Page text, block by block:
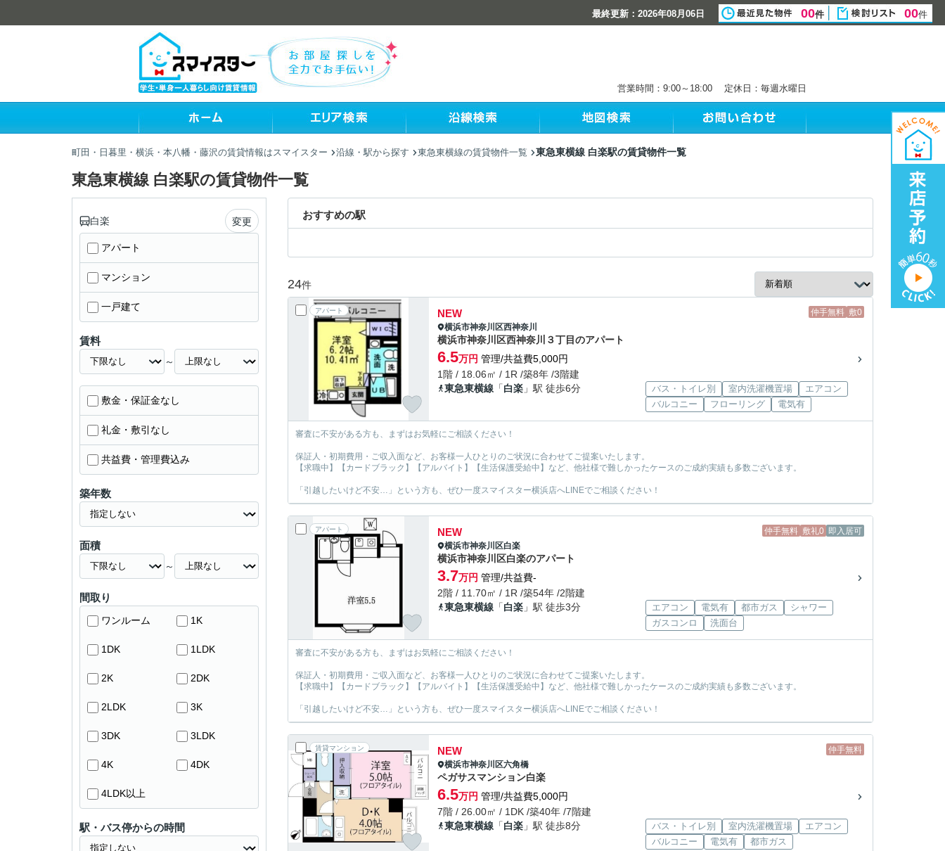
最終更新：2026年08月06日 00件 00件
営業時間：9:00～18:00 定休日：毎週水曜日
町田・日暮里・横浜・本八幡・藤沢の賃貸情報はスマイスター 沿線・駅から探す 東急東横線の賃貸物件一覧 東急東横線 白楽駅の賃貸物件一覧
東急東横線 白楽駅の賃貸物件一覧
おすすめの駅
24件
アパート 仲手無料 敷0
NEW
横浜市神奈川区西神奈川
横浜市神奈川区西神奈川３丁目のアパート
6.5万円 管理/共益費5,000円
1階 / 18.06㎡ / 1R /築8年 /3階建
東急東横線 「白楽 」駅 徒歩6分 バス・トイレ別 室内洗濯機置場
エアコン
バルコニー
フローリング 電気有
審査に不安がある方も、まずはお気軽にご相談ください！
保証人・初期費用・ご収入面など、お客様一人ひとりのご状況に合わせてご提案いたします。
【求職中】【カードブラック】【アルバイト】【生活保護受給中】など、他社様で難しかったケースのご成約実績も多数ございます。
「引越したいけど不安…」という方も、ぜひ一度スマイスター横浜店へLINEでご相談ください！
アパート 仲手無料 敷礼0 即入居可
NEW
横浜市神奈川区白楽
横浜市神奈川区白楽のアパート
3.7万円 管理/共益費-
2階 / 11.70㎡ / 1R /築54年 /2階建
東急東横線 「白楽 」駅 徒歩3分 エアコン 電気有 都市ガス
シャワー
ガスコンロ
洗面台
審査に不安がある方も、まずはお気軽にご相談ください！
保証人・初期費用・ご収入面など、お客様一人ひとりのご状況に合わせてご提案いたします。
【求職中】【カードブラック】【アルバイト】【生活保護受給中】など、他社様で難しかったケースのご成約実績も多数ございます。
「引越したいけど不安…」という方も、ぜひ一度スマイスター横浜店へLINEでご相談ください！
賃貸マンション 仲手無料
NEW
横浜市神奈川区六角橋
ペガサスマンション白楽
6.5万円 管理/共益費5,000円
7階 / 26.00㎡ / 1DK /築40年 /7階建
東急東横線 「白楽 」駅 徒歩8分 バス・トイレ別 室内洗濯機置場
エアコン
バルコニー
電気有 都市ガス
白楽 変更
アパート
マンション
一戸建て
賃料
～
敷金・保証金なし
礼金・敷引なし
共益費・管理費込み
築年数
面積
～
間取り
ワンルーム 1K
1DK 1LDK
2K 2DK
2LDK 3K
3DK 3LDK
4K 4DK
4LDK以上
駅・バス停からの時間